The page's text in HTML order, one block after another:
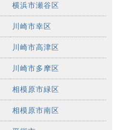
横浜市瀬谷区
川崎市幸区
川崎市高津区
川崎市多摩区
相模原市緑区
相模原市南区